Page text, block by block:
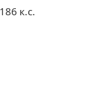
к.с.